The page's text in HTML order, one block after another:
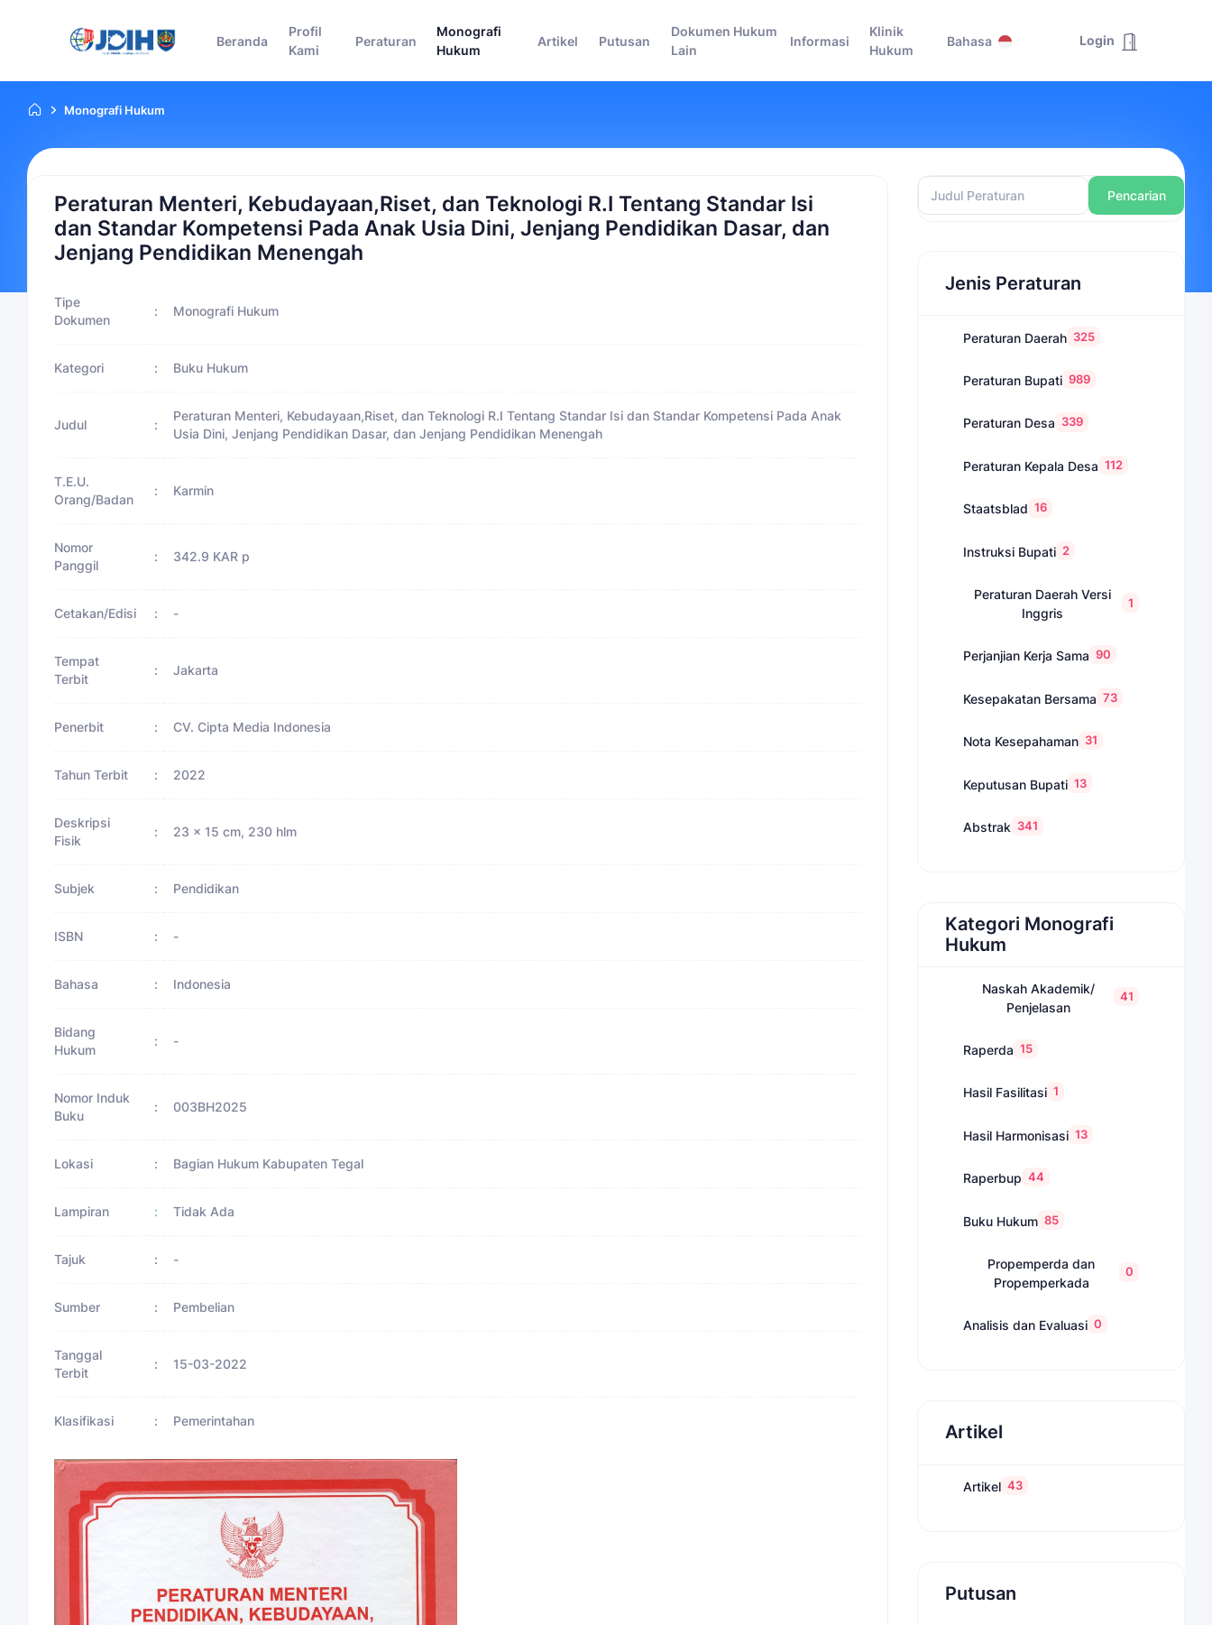
Beranda
Profil
Kami
Peraturan
Monografi
Hukum
Artikel Putusan
Dokumen Hukum
Lain
Informasi
Klinik
Hukum
Bahasa Login
Monografi Hukum
Peraturan Menteri, Kebudayaan,Riset, dan Teknologi R.I Tentang Standar Isi
dan Standar Kompetensi Pada Anak Usia Dini, Jenjang Pendidikan Dasar, dan
Jenjang Pendidikan Menengah
Tipe
Dokumen
: Monografi Hukum
Kategori : Buku Hukum
Judul :
Peraturan Menteri, Kebudayaan,Riset, dan Teknologi R.I Tentang Standar Isi dan Standar Kompetensi Pada Anak
Usia Dini, Jenjang Pendidikan Dasar, dan Jenjang Pendidikan Menengah
T.E.U.
Orang/Badan
: Karmin
Nomor
Panggil
: 342.9 KAR p
Cetakan/Edisi : -
Tempat
Terbit
: Jakarta
Penerbit : CV. Cipta Media Indonesia
Tahun Terbit : 2022
Deskripsi
Fisik
: 23 x 15 cm, 230 hlm
Subjek : Pendidikan
ISBN : -
Bahasa : Indonesia
Bidang
Hukum
: -
Nomor Induk
Buku
: 003BH2025
Lokasi : Bagian Hukum Kabupaten Tegal
Lampiran : Tidak Ada
Tajuk : -
Sumber : Pembelian
Tanggal
Terbit
: 15-03-2022
Klasifikasi : Pemerintahan
Pencarian
Jenis Peraturan
Peraturan Daerah 325
Peraturan Bupati 989
Peraturan Desa 339
Peraturan Kepala Desa 112
Staatsblad 16
Instruksi Bupati 2
Peraturan Daerah Versi
Inggris
1
Perjanjian Kerja Sama 90
Kesepakatan Bersama 73
Nota Kesepahaman 31
Keputusan Bupati 13
Abstrak 341
Kategori Monografi
Hukum
Naskah Akademik/
Penjelasan
41
Raperda 15
Hasil Fasilitasi 1
Hasil Harmonisasi 13
Raperbup 44
Buku Hukum 85
Propemperda dan
Propemperkada
0
Analisis dan Evaluasi 0
Artikel
Artikel 43
Putusan